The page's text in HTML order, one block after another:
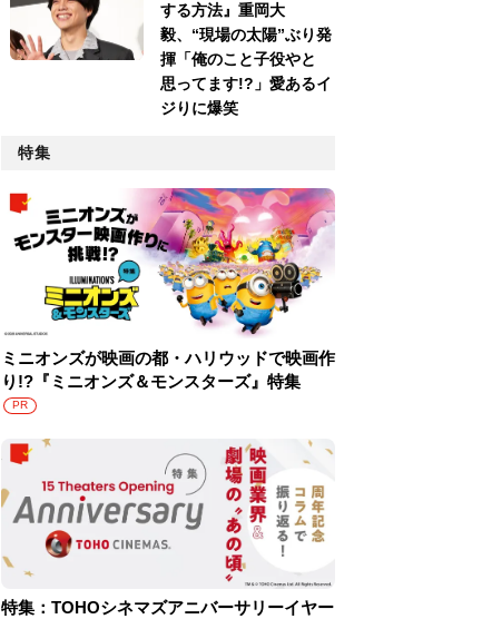
する方法』重岡大
毅、“現場の太陽”ぶり発
揮「俺のこと子役やと
思ってます!?」愛あるイ
ジりに爆笑
特集
ミニオンズが映画の都・ハリウッドで映画作
り!?『ミニオンズ＆モンスターズ』特集
PR
特集：TOHOシネマズアニバーサリーイヤー